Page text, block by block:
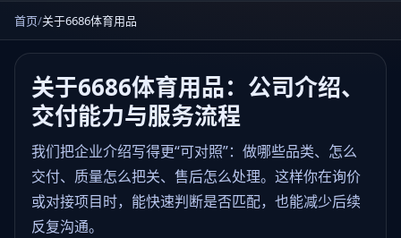
首页/关于6686体育用品
关于6686体育用品：公司介绍、
交付能力与服务流程
我们把企业介绍写得更“可对照”：做哪些品类、怎么
交付、质量怎么把关、售后怎么处理。这样你在询价
或对接项目时，能快速判断是否匹配，也能减少后续
反复沟通。